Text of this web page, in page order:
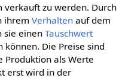
zu werden. Durch
ihrem Verhaltenauf dem
sie einen Tauschwert
können. Die Preise sind
als Werte
erst wird in der